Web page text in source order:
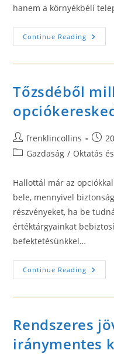
hanem a környékbéli
Continue Reading
Tőzsdéből
Post
author:
frenklincollins
Post
PostGazdaság / Oktatás
Hallottál már az
bele, mennyivel
részvényeket, ha be
értéktárgyainkat
befektetésünkkel…
Continue Reading
Rendszeres
iránymentes